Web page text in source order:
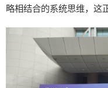
略相结合的系统思维，这